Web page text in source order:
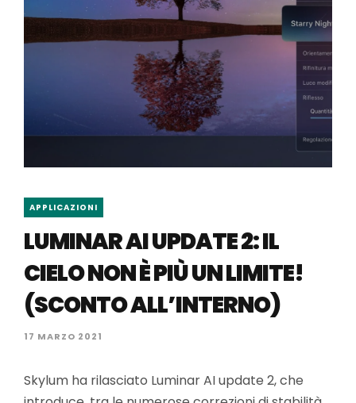
APPLICAZIONI
LUMINAR AI UPDATE 2: IL
CIELO NON È PIÙ UN LIMITE!
(SCONTO ALL’INTERNO)
17 MARZO 2021
Skylum ha rilasciato Luminar AI update 2, che